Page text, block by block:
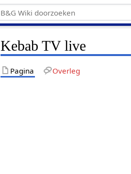
Kebab TV live
Pagina Overleg